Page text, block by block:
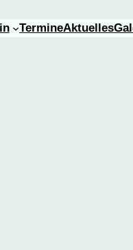
TermineAktuelles